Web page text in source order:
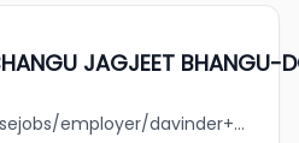
JAGJEET BHANGU-
jobbank.gc.ca/browsejobs/employer/davinder+bhangu+jagjeet+bhangu-domestic+worker/ca